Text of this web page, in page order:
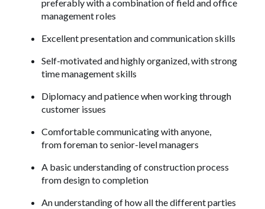
preferably with a combination of field and office
management roles
Excellent presentation and communication skills
Self-motivated and highly organized, with strong
time management skills
Diplomacy and patience when working through
customer issues
Comfortable communicating with anyone,
from foreman to senior-level managers
A basic understanding of construction process
from design to completion
An understanding of how all the different parties